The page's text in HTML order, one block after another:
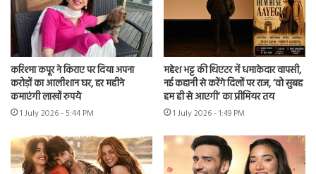
करिश्मा कपूर ने किराए पर दिया अपना
करोड़ों का आलीशान घर, हर महीने
कमाएंगी लाखों रुपये
1 July 2026 - 5:44 PM
महेश भट्ट की थिएटर में धमाकेदार वापसी,
नई कहानी से करेंगे दिलों पर राज, ‘वो सुबह
हम ही से आएगी’ का प्रीमियर तय
1 July 2026 - 1:49 PM